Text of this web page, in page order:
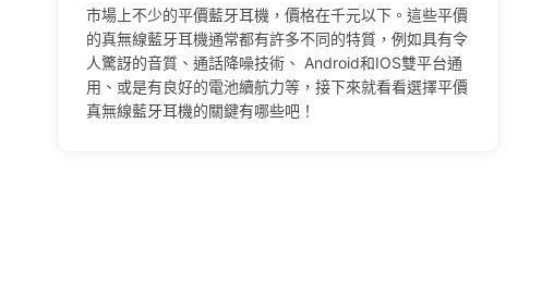
市場上不少的平價藍牙耳機，價格在千元以下。這些平價
的真無線藍牙耳機通常都有許多不同的特質，例如具有令
人驚訝的音質、通話降噪技術、 Android和IOS雙平台通
用、或是有良好的電池續航力等，接下來就看看選擇平價
真無線藍牙耳機的關鍵有哪些吧！